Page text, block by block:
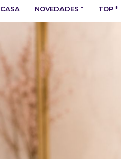
CASA NOVEDADES * TOP *